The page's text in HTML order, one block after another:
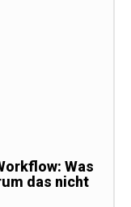
Was
das nicht